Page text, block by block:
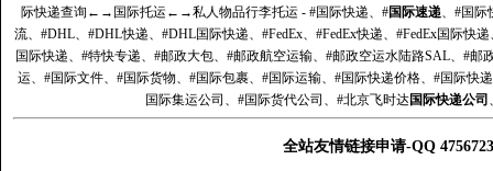
际快递查询 ←→ 国际托运←→私人物品行李托运 - #国际快递、#国际速递、#国际
流、#DHL、#DHL快递、#DHL国际快递、#FedEx、#FedEx快递、#FedEx国际快
国际快递、#特快专递、#邮政大包、#邮政航空运输、#邮政空运水陆路SAL、#
运、#国际文件、#国际货物、#国际包裹、#国际运输、#国际快递价格、#国际快
国际集运公司、#国际货代公司、#北京飞时达国际快递公司
全站友情链接申请-QQ